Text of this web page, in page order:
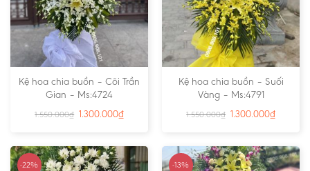
Kệ hoa chia buồn – Cõi Trần
Gian – Ms:4724
1.550.000₫ 1.300.000₫
Kệ hoa chia buồn – Suối
Vàng – Ms:4791
1.550.000₫ 1.300.000₫
-22% -13%